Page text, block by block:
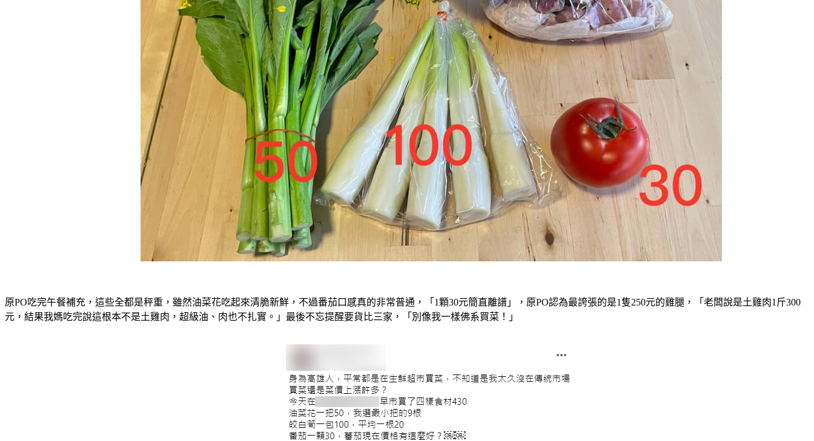
原PO吃完午餐補充，這些全都是秤重，雖然油菜花吃起來清脆新鮮，不過番茄口感真的非常普通，「1顆30元簡直離譜」，原PO認為最誇張的是1隻250元的雞腿，「老闆說是土雞肉1斤300
元，結果我媽吃完說這根本不是土雞肉，超級油、肉也不扎實。」最後不忘提醒要貨比三家，「別像我一樣佛系買菜！」